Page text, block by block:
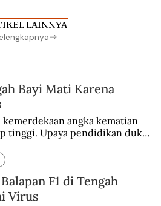
LAINNYA
Bayi Mati Karena
kemerdekaan angka kematian
tinggi. Upaya pendidikan dukun
F1 di Tengah
Virus